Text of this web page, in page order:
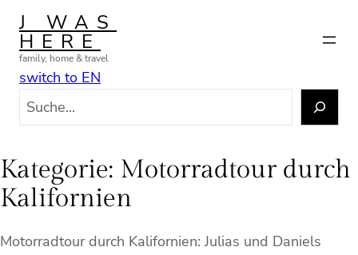
Zum
Inhalt
springen
J WAS
HERE
family, home & travel
switch to EN
e
n
Kategorie: Motorradtour durch
Kalifornien
Motorradtour durch Kalifornien: Julias und Daniels